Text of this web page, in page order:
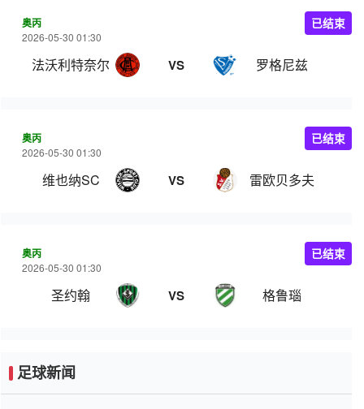
奥丙
2026-05-30 01:30
法沃利特奈尔 VS 罗格尼兹
已结束
奥丙
2026-05-30 01:30
维也纳SC VS 雷欧贝多夫
已结束
奥丙
2026-05-30 01:30
圣约翰 VS 格鲁瑙
已结束
足球新闻